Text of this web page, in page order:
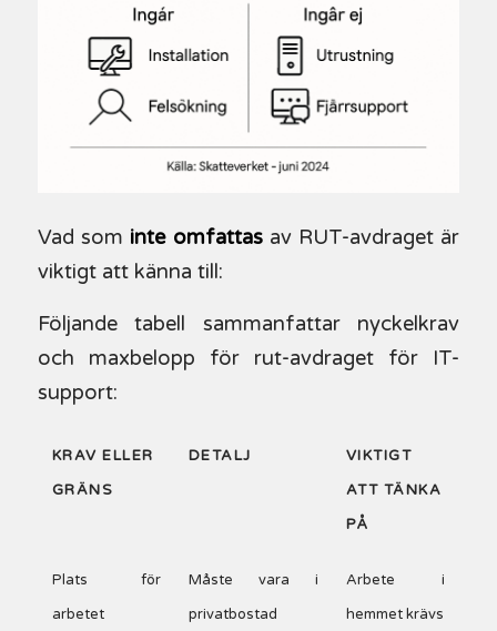
Vad som inte omfattasav RUT-avdraget är
viktigt att känna till:
Följande tabell sammanfattar nyckelkrav
och maxbelopp för rut-avdraget för IT-
support:
KRAV ELLER
GRÄNS
DETALJ
VIKTIGT
ATT TÄNKA
PÅ
Plats för
arbetet
Måste vara i
privatbostad
Arbete i
hemmet krävs